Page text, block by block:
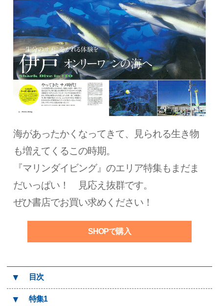
海があったかくなってきて、見られる生き物
も増えてくるこの時期。
『マリンダイビング』のエリア特集もまだま
だいっぱい！ 見応え抜群です。
ぜひ書店でお買い求めください！
SHOPで購入
▼ 目次
▼ 特集1